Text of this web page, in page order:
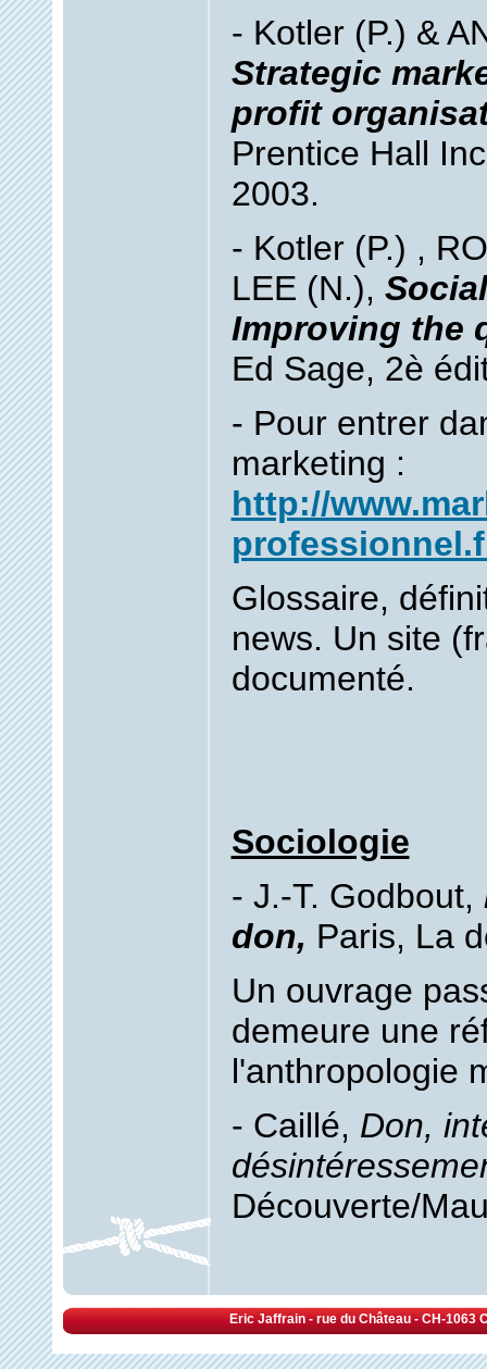
- Kotler (P.) &
Strategic
profit
Prentice Hall
2003.
- Kotler (P.) ,
LEE (N.),
Improving the
Ed Sage, 2è
- Pour entrer
marketing :
http://
Glossaire,
news. Un site
documenté.
Sociologie
- J.‑T. Godbout,
don, Paris, La
Un ouvrage
demeure une
l'anthropologie
- Caillé, Don,
Découverte/
Eric Jaffrain - rue du Château - CH-1063